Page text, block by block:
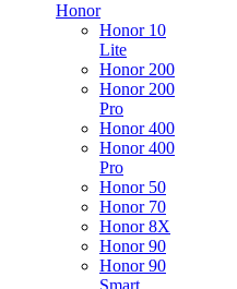
Honor
Honor 10
Lite
Honor 200
Honor 200
Pro
Honor 400
Honor 400
Pro
Honor 50
Honor 70
Honor 8X
Honor 90
Honor 90
Smart